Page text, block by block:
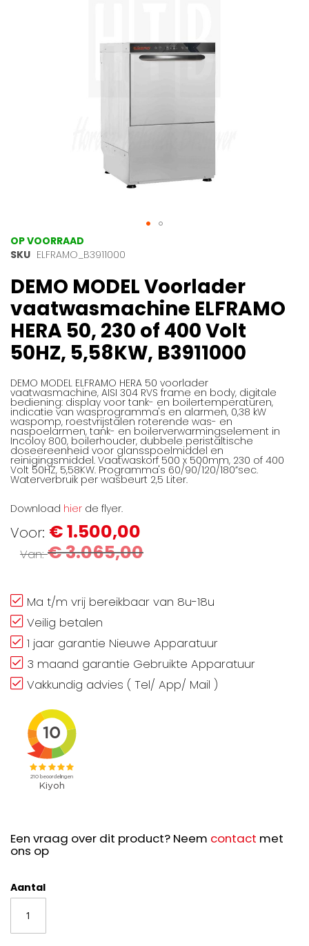
Ga
naar
begin
van
de
afbeeldingen-
gallerij
OP VOORRAAD
SKU ELFRAMO_B3911000
DEMO MODEL Voorlader
vaatwasmachine ELFRAMO
HERA 50, 230 of 400 Volt
50HZ, 5,58KW, B3911000
DEMO MODEL ELFRAMO HERA 50 voorlader
vaatwasmachine, AISI 304 RVS frame en body, digitale
bediening: display voor tank- en boilertemperaturen,
indicatie van wasprogramma's en alarmen, 0,38 kW
waspomp, roestvrijstalen roterende was- en
naspoelarmen, tank- en boilerverwarmingselement in
Incoloy 800, boilerhouder, dubbele peristaltische
doseereenheid voor glansspoelmiddel en
reinigingsmiddel. Vaatwaskorf 500 x 500mm, 230 of 400
Volt 50HZ, 5,58KW. Programma's 60/90/120/180”sec.
Waterverbruik per wasbeurt 2,5 Liter.
Download hier de flyer.
Voor € 1.500,00
Van € 3.065,00
Ma t/m vrij bereikbaar van 8u-18u
Veilig betalen
1 jaar garantie Nieuwe Apparatuur
3 maand garantie Gebruikte Apparatuur
Vakkundig advies ( Tel/ App/ Mail )
Een vraag over dit product? Neem contact met
ons op
Aantal